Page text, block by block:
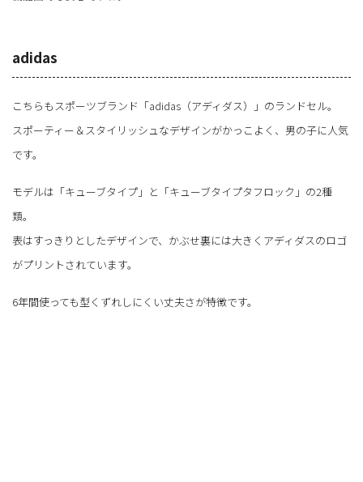
adidas
こちらもスポーツブランド「adidas（アディダス）」のランドセル。
スポーティー＆スタイリッシュなデザインがかっこよく、男の子に人気
です。
モデルは「キューブタイプ」と「キューブタイプタフロック」の2種
類。
表はすっきりとしたデザインで、かぶせ裏には大きくアディダスのロゴ
がプリントされています。
6年間使っても型くずれしにくい丈夫さが特徴です。